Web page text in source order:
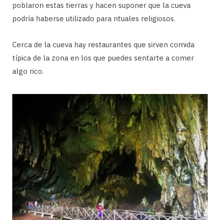
poblaron estas tierras y hacen suponer que la cueva
podría haberse utilizado para rituales religiosos.
Cerca de la cueva hay restaurantes que sirven comida
típica de la zona en los que puedes sentarte a comer
algo rico.